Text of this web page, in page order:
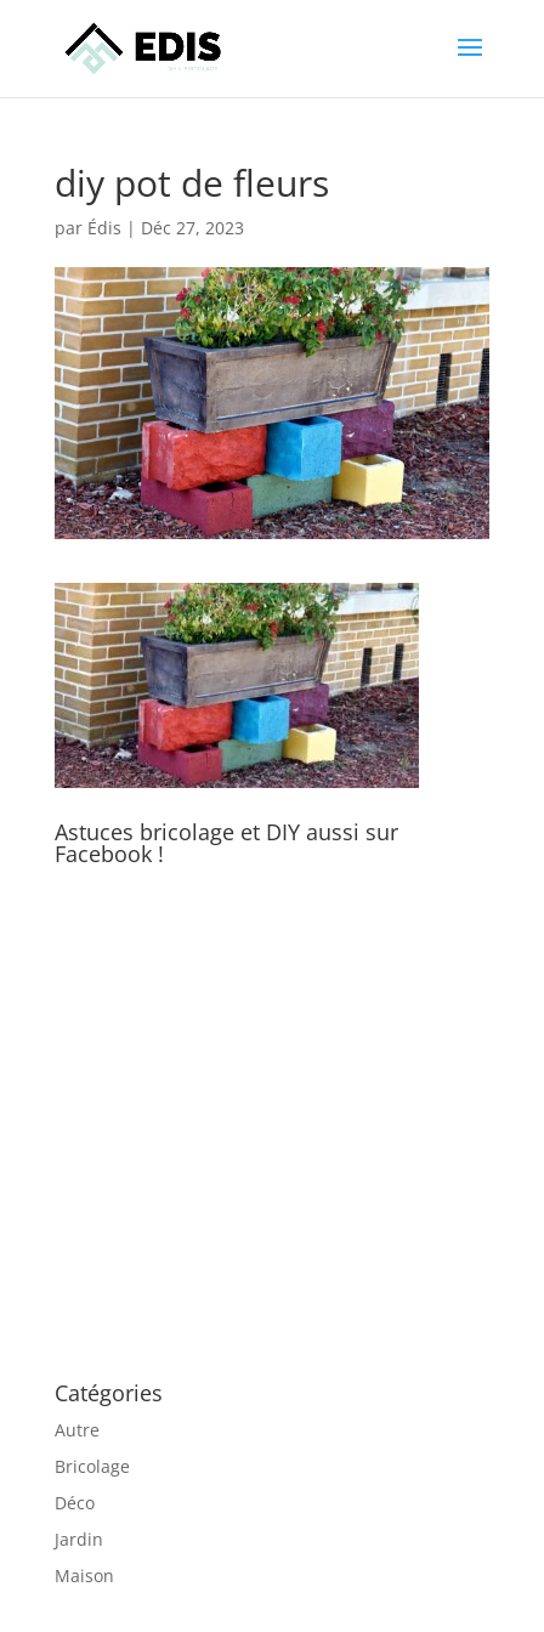
diy pot de fleurs
par Édis | Déc 27, 2023
Astuces bricolage et DIY aussi sur
Facebook !
Catégories
Autre
Bricolage
Déco
Jardin
Maison